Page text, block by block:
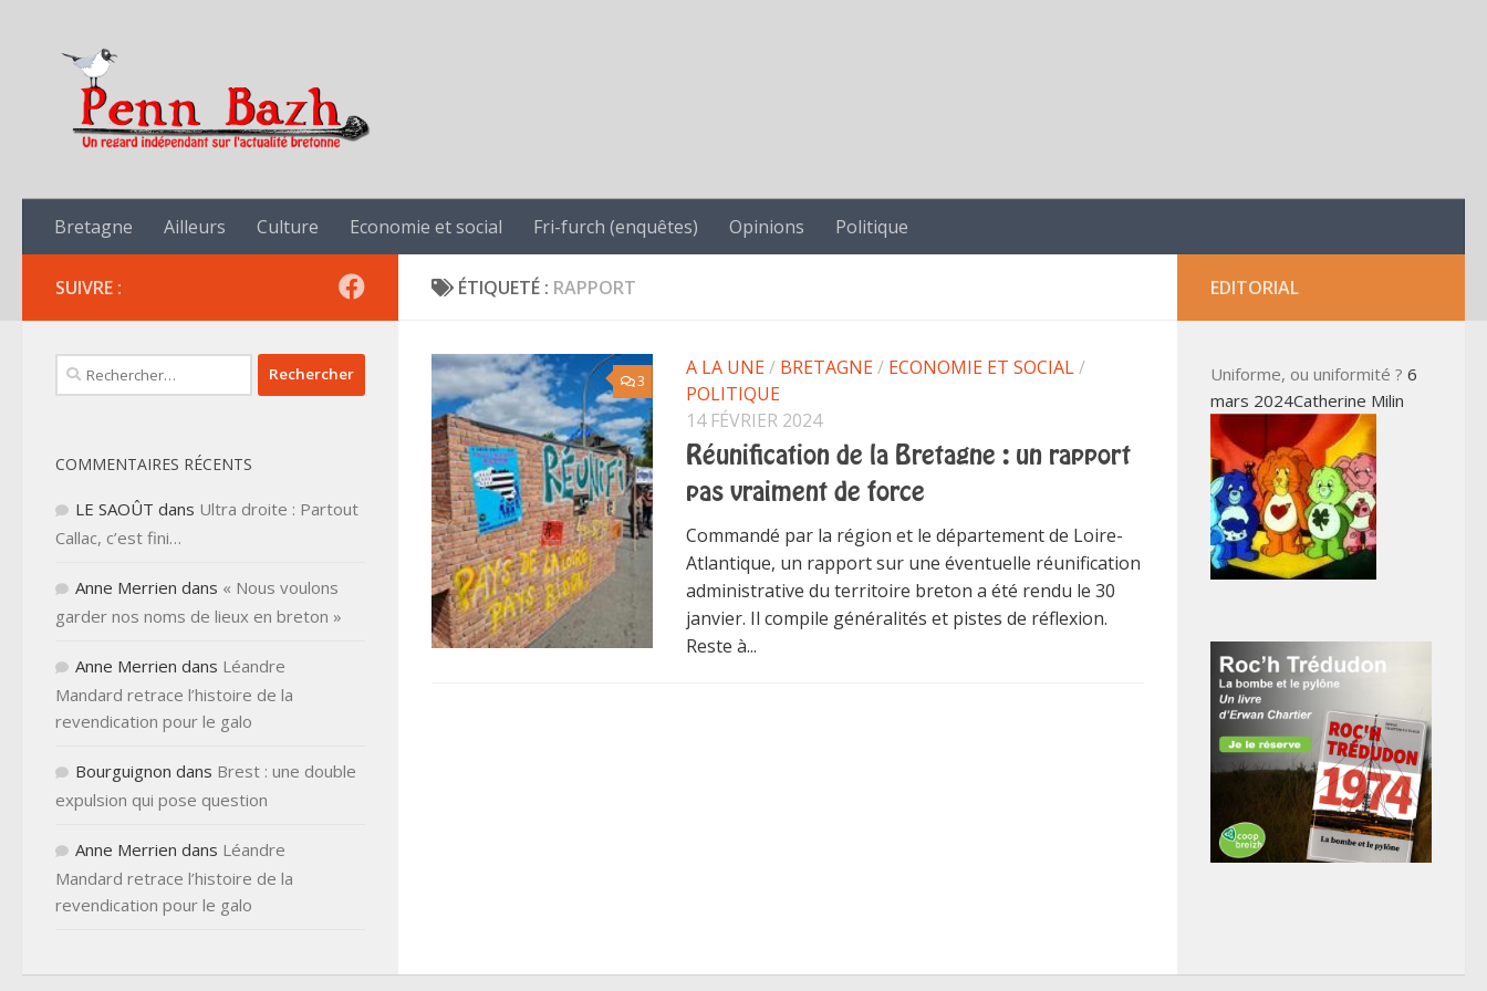
Bretagne Ailleurs Culture Economie et social Fri-furch (enquêtes) Opinions Politique
ÉTIQUETÉ : RAPPORT
3
A LA UNE/ BRETAGNE/ ECONOMIE ET SOCIAL/
POLITIQUE
14 FÉVRIER 2024
Réunification de la Bretagne : un rapport
pas vraiment de force
Commandé par la région et le département de Loire-
Atlantique, un rapport sur une éventuelle réunification
administrative du territoire breton a été rendu le 30
janvier. Il compile généralités et pistes de réflexion.
Reste à...
SUIVRE :
Rechercher :
COMMENTAIRES RÉCENTS
LE SAOÛT dans Ultra droite : Partout
Callac, c’est fini…
Anne Merrien dans « Nous voulons
garder nos noms de lieux en breton »
Anne Merrien dans Léandre
Mandard retrace l’histoire de la
revendication pour le galo
Bourguignon dans Brest : une double
expulsion qui pose question
Anne Merrien dans Léandre
Mandard retrace l’histoire de la
revendication pour le galo
EDITORIAL
Uniforme, ou uniformité ? 6
mars 2024Catherine Milin